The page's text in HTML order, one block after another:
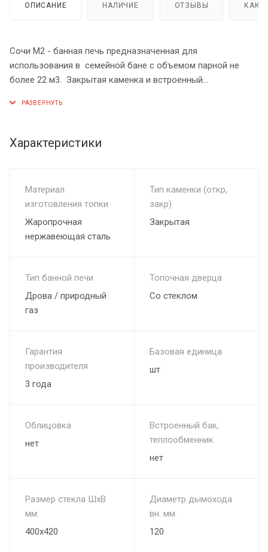
ОПИСАНИЕ НАЛИЧИЕ ОТЗЫВЫ КАК
Сочи М2 - банная печь предназначенная для
использования в семейной бане с объемом парной не
более 22 м3. Закрытая каменка и встроенный
пара, огонь, пылающий за панорамным стеклом подарит
каменку (М2) позволяет провести более быструю ревизию
камней, подавать воду на камни, не используя
310 х 270 х 180 мм.
Характеристики
Материал
изготовления топки
Жаропрочная
нержавеющая сталь
Тип каменки (откр,
закр)
Закрытая
Тип банной печи
Дрова / природный
газ
Топочная дверца
Со стеклом
Гарантия
производителя
3 года
Базовая единица
шт
Облицовка
нет
Встроенный бак,
теплообменник
нет
Размер стекла ШхВ
мм.
400х420
Диаметр дымохода
вн. мм.
120